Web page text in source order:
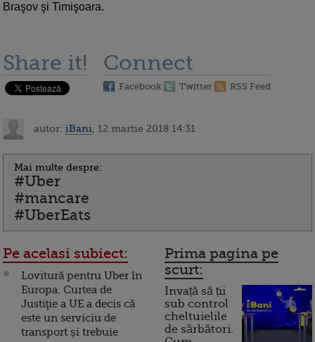
Braşov şi Timişoara.
Share it! Connect
Facebook Twitter RSS Feed
autor: iBani , 12 martie 2018 14:31
Mai multe despre:
#Uber
#mancare
#UberEats
Pe acelasi subiect:
Lovitură pentru Uber în
Europa. Curtea de
Justiţie a UE a decis că
este un serviciu de
transport și trebuie
Prima pagina pe
scurt:
Invață să ții
sub control
cheltuielile
de sărbători.